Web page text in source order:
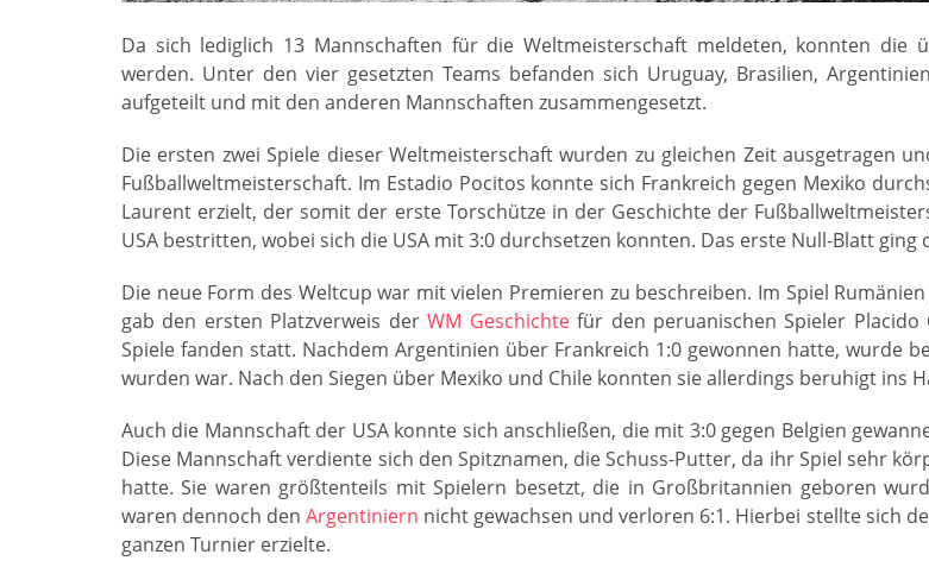
Da sich lediglich 13 Mannschaften für die Weltmeisterschaft meldeten, konnten die
werden. Unter den vier gesetzten Teams befanden sich Uruguay, Brasilien,
aufgeteilt und mit den anderen Mannschaften zusammengesetzt.
Die ersten zwei Spiele dieser Weltmeisterschaft wurden zu gleichen Zeit ausgetragen
Fußballweltmeisterschaft. Im Estadio Pocitos konnte sich Frankreich gegen Mexiko
Laurent erzielt, der somit der erste Torschütze in der Geschichte der
USA bestritten, wobei sich die USA mit 3:0 durchsetzen konnten. Das erste Null-Blatt ging
Die neue Form des Weltcup war mit vielen Premieren zu beschreiben. Im Spiel
gab den ersten Platzverweis derWM Geschichtefür den peruanischen Spieler Placido
Spiele fanden statt. Nachdem Argentinien über Frankreich 1:0 gewonnen hatte, wurde
wurden war. Nach den Siegen über Mexiko und Chile konnten sie allerdings beruhigt ins
Auch die Mannschaft der USA konnte sich anschließen, die mit 3:0 gegen Belgien
Diese Mannschaft verdiente sich den Spitznamen, die Schuss-Putter, da ihr Spiel sehr
hatte. Sie waren größtenteils mit Spielern besetzt, die in Großbritannien geboren
waren dennoch denArgentiniern nicht gewachsen und verloren 6:1. Hierbei stellte sich
ganzen Turnier erzielte.